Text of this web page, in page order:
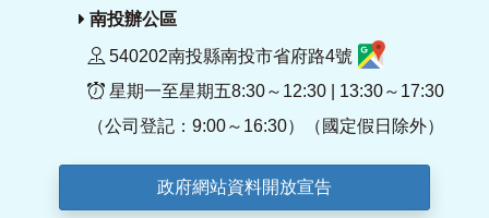
南投辦公區
540202南投縣南投市省府路4號
星期一至星期五8:30～12:30 | 13:30～17:30
（公司登記：9:00～16:30）（國定假日除外）
政府網站資料開放宣告